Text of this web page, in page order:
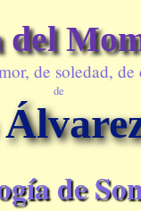
del
de soledad, de
de
de